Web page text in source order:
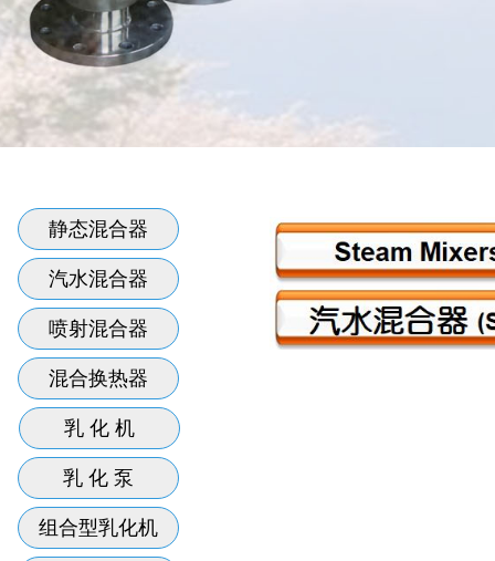
组合型乳化机
乳 化 机
乳 化 泵
喷射混合器
静态混合器
汽水混合器
混合换热器